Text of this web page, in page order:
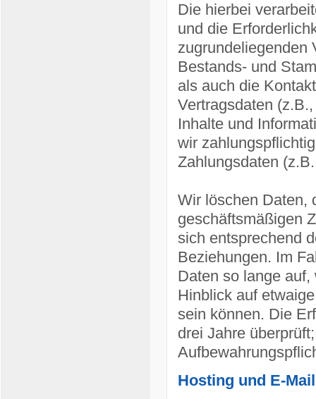
Die hierbei
und die
zugrundeliegenden
Bestands- und
als auch die
Vertragsdaten
Inhalte und
wir
Zahlungsdaten
Wir löschen Daten,
geschäftsmäßigen
sich entsprechend
Beziehungen. Im
Daten so lange
Hinblick auf
sein können. Die
drei Jahre
Hosting und E-